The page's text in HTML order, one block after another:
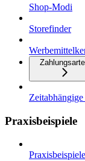
Shop-Modi
Storefinder
Praxisbeispiele